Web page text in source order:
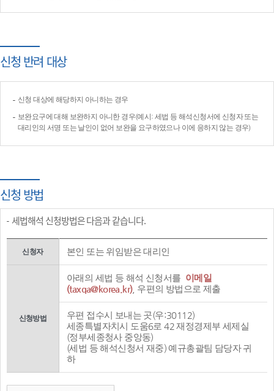
신청 반려 대상
신청 대상에 해당하지 아니하는 경우
보완요구에 대해 보완하지 아니한 경우(예시: 세법 등 해석신청서에 신청자 또는
대리인의 서명 또는 날인이 없어 보완을 요구하였으나 이에 응하지 않는 경우)
신청 방법
세법해석 신청방법은 다음과 같습니다.
신청자 본인 또는 위임받은 대리인
신청방법
아래의 세법 등 해석 신청서를 이메일
(taxqa@korea.kr), 우편의 방법으로 제출
우편 접수시 보내는 곳(우:30112)
세종특별자치시 도움6로 42 재정경제부 세제실
(정부세종청사 중앙동)
(세법 등 해석신청서 재중) 예규총괄팀 담당자 귀
하